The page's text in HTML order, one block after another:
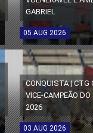
GABRIEL
05 AUG 2026
CONQUISTA | CTG
VICE-CAMPEÃO
2026
03 AUG 2026